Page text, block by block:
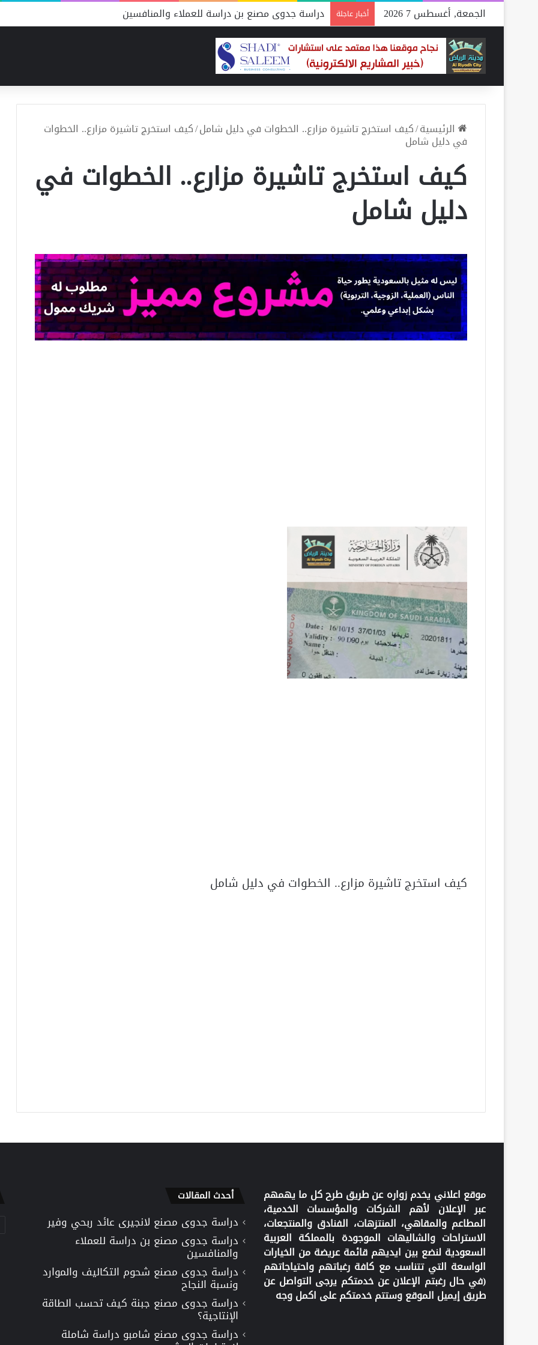
الجمعة, أغسطس 7 2026 أخبار عاجلة دراسة جدوى مصنع بن دراسة للعملاء والمنافسين
الرئيسية/كيف استخرج تاشيرة مزارع.. الخطوات في دليل شامل/كيف استخرج تاشيرة مزارع.. الخطوات
في دليل شامل
كيف استخرج تاشيرة مزارع.. الخطوات في
دليل شامل
كيف استخرج تاشيرة مزارع.. الخطوات في دليل شامل
موقع اعلاني يخدم زواره عن طريق طرح كل ما يهمهم
عبر الإعلان لأهم الشركات والمؤسسات الخدمية،
المطاعم والمقاهي، المنتزهات، الفنادق والمنتجعات،
الاستراحات والشاليهات الموجودة بالمملكة العربية
السعودية لنضع بين ايديهم قائمة عريضة من الخيارات
الواسعة التي تتناسب مع كافة رغباتهم واحتياجاتهم
(في حال رغبتم الإعلان عن خدمتكم يرجى التواصل عن
طريق إيميل الموقع وستتم خدمتكم على اكمل وجه
أحدث المقالات
دراسة جدوى مصنع لانجيرى عائد ربحي وفير
دراسة جدوى مصنع بن دراسة للعملاء
والمنافسين
دراسة جدوى مصنع شحوم التكاليف والموارد
ونسبة النجاح
دراسة جدوى مصنع جبنة كيف تحسب الطاقة
الإنتاجية؟
دراسة جدوى مصنع شامبو دراسة شاملة